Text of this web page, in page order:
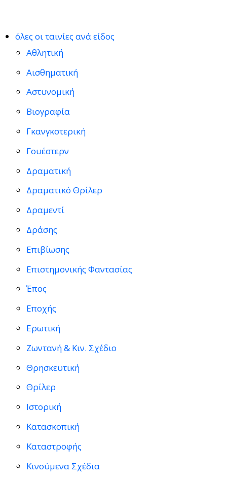
όλες οι ταινίες ανά είδος
Αθλητική
Αισθηματική
Αστυνομική
Βιογραφία
Γκανγκστερική
Γουέστερν
Δραματική
Δραματικό Θρίλερ
Δραμεντί
Δράσης
Επιβίωσης
Επιστημονικής Φαντασίας
Έπος
Εποχής
Ερωτική
Ζωντανή & Κιν. Σχέδιο
Θρησκευτική
Θρίλερ
Ιστορική
Κατασκοπική
Καταστροφής
Κινούμενα Σχέδια